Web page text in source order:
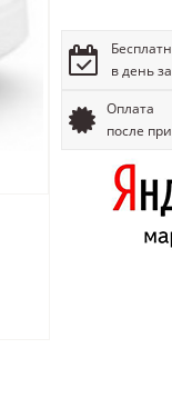
в день
Оплата
после